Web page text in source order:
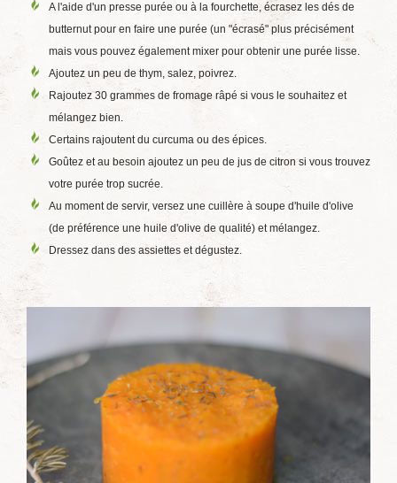
A l'aide d'un presse purée ou à la fourchette, écrasez les dés de
butternut pour en faire une purée (un "écrasé" plus précisément
mais vous pouvez également mixer pour obtenir une purée lisse.
Ajoutez un peu de thym, salez, poivrez.
Rajoutez 30 grammes de fromage râpé si vous le souhaitez et
mélangez bien.
Certains rajoutent du curcuma ou des épices.
Goûtez et au besoin ajoutez un peu de jus de citron si vous trouvez
votre purée trop sucrée.
Au moment de servir, versez une cuillère à soupe d'huile d'olive
(de préférence une huile d'olive de qualité) et mélangez.
Dressez dans des assiettes et dégustez.